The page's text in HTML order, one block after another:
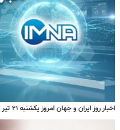
اخبار روز ایران و جهان امروز یکشنبه ۲۱ تیر ۱۴۰۵ / خبر فوری جنگ ایران و آمریکا